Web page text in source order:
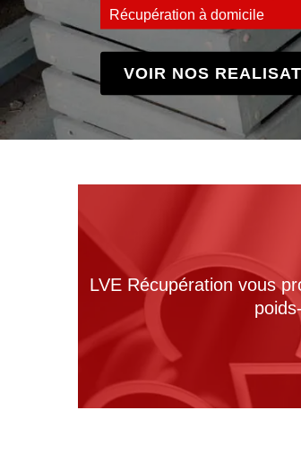
Récupération à domicile
VOIR NOS
LVE Récupération vous